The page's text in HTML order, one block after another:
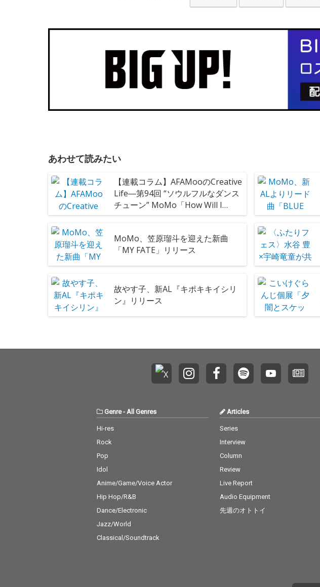
あわせて読みたい
【連載コラム】AFAMooのCreative
Life―第94回 “ソウルフルなダンス
チューン” MoMo「How Will I
Know (feat. ZIN)」
MoMo、笠原瑠斗を迎えた新曲
「MY FATE」リリース
故やす子、新AL『キポキキイシリ
ン』リリース
Genre- All Genres
Hi-res
Rock
Pop
Idol
Anime/Game/Voice Actor
Hip Hop/R&B
Dance/Electronic
Jazz/World
Classical/Soundtrack
Articles
Series
Interview
Column
Review
Live Report
Audio Equipment
先週のオトトイ